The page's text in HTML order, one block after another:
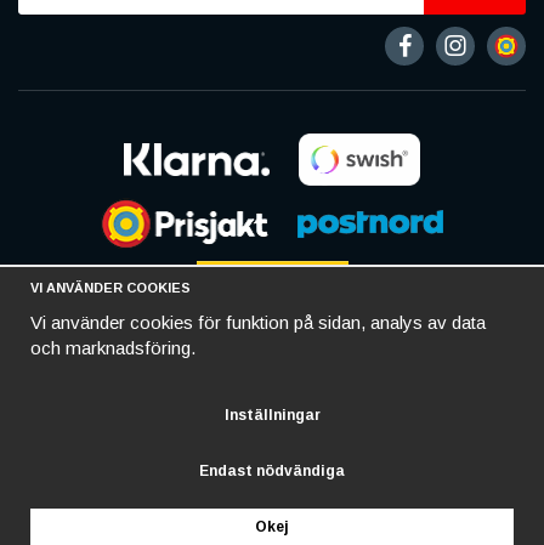
VI ANVÄNDER COOKIES
Vi använder cookies för funktion på sidan, analys av data
och marknadsföring.
Inställningar
Endast nödvändiga
Okej